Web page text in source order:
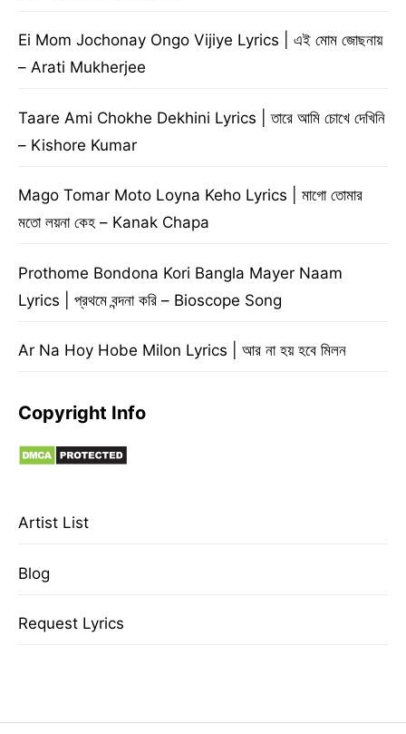
Ei Mom Jochonay Ongo Vijiye Lyrics | এই মোম জোছনায়
– Arati Mukherjee
Taare Ami Chokhe Dekhini Lyrics | তারে আমি চোখে দেখিনি
– Kishore Kumar
Mago Tomar Moto Loyna Keho Lyrics | মাগো তোমার
মতো লয়না কেহ – Kanak Chapa
Prothome Bondona Kori Bangla Mayer Naam
Lyrics | প্রথমে বন্দনা করি – Bioscope Song
Ar Na Hoy Hobe Milon Lyrics | আর না হয় হবে মিলন
Copyright Info
Artist List
Blog
Request Lyrics